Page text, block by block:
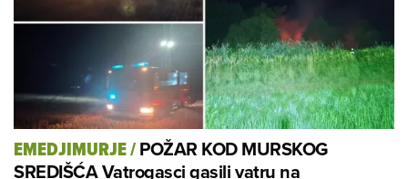
EMEDJIMURJE/POŽAR KOD MURSKOG
SREDIŠĆA Vatrogasci gasili vatru na